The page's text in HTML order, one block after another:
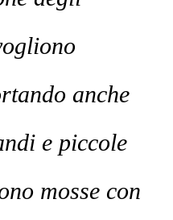
anche
e piccole
mosse con